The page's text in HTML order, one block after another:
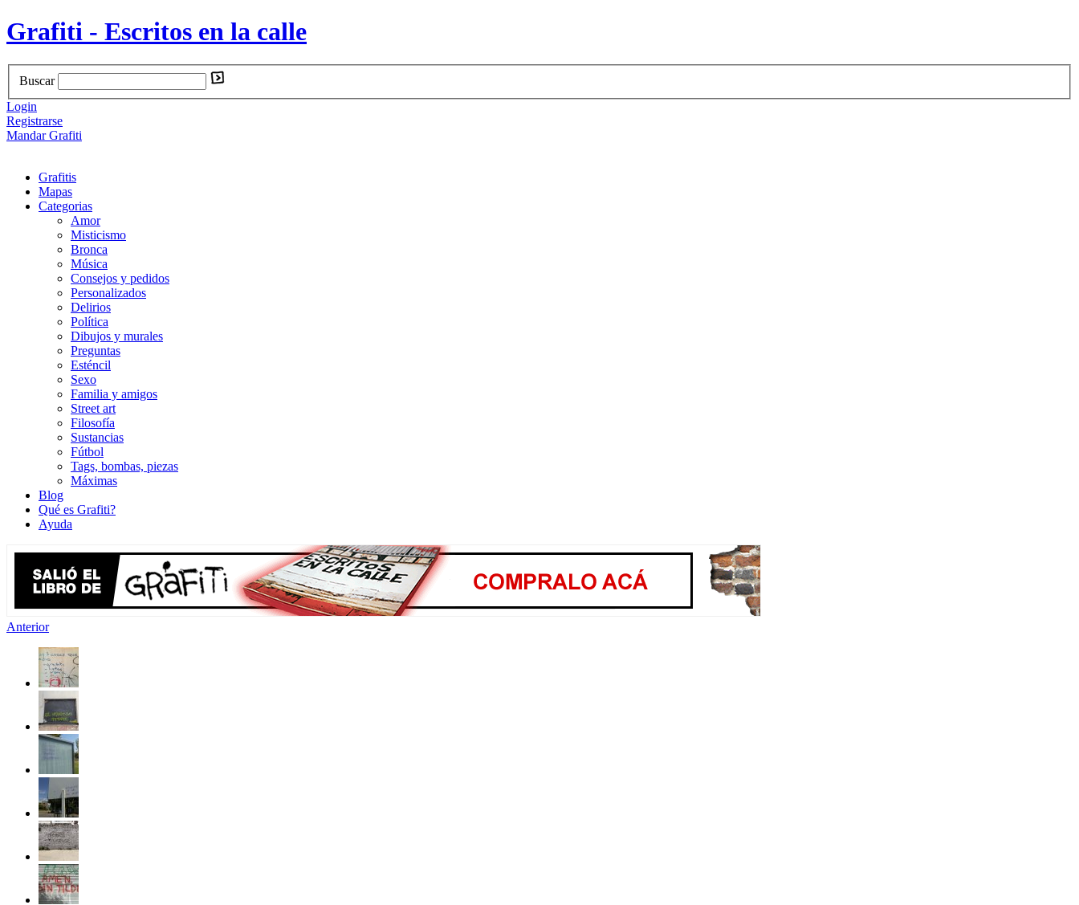
Grafiti - Escritos en la calle
Buscar
Login
Registrarse
Mandar Grafiti
Grafitis
Mapas
Categorias
Amor
Misticismo
Bronca
Música
Consejos y pedidos
Personalizados
Delirios
Política
Dibujos y murales
Preguntas
Esténcil
Sexo
Familia y amigos
Street art
Filosofía
Sustancias
Fútbol
Tags, bombas, piezas
Máximas
Blog
Qué es Grafiti?
Ayuda
Anterior